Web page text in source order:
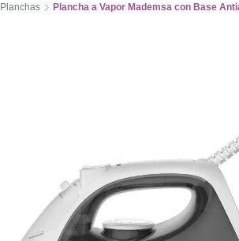
Planchas Plancha a Vapor Mademsa con Base